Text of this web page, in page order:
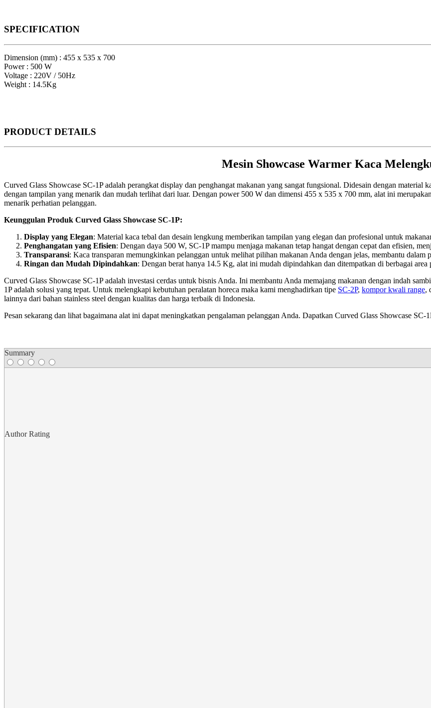
SPECIFICATION
Dimension (mm) : 455 x 535 x 700
Power : 500 W
Voltage : 220V / 50Hz
Weight : 14.5Kg
PRODUCT DETAILS
Mesin Showcase Warmer Kaca
Curved Glass Showcase SC-1P adalah perangkat display dan penghangat makanan yang sangat fungsional. Didesain dengan material
dengan tampilan yang menarik dan mudah terlihat dari luar. Dengan power 500 W dan dimensi 455 x 535 x 700 mm, alat ini
menarik perhatian pelanggan.
Keunggulan Produk Curved Glass Showcase SC-1P:
Display yang Elegan: Material kaca tebal dan desain lengkung memberikan tampilan yang elegan dan profesional untuk
Penghangatan yang Efisien: Dengan daya 500 W, SC-1P mampu menjaga makanan tetap hangat dengan cepat dan efisien,
Transparansi: Kaca transparan memungkinkan pelanggan untuk melihat pilihan makanan Anda dengan jelas, membantu dalam
Ringan dan Mudah Dipindahkan: Dengan berat hanya 14.5 Kg, alat ini mudah dipindahkan dan ditempatkan di berbagai area
Curved Glass Showcase SC-1P adalah investasi cerdas untuk bisnis Anda. Ini membantu Anda memajang makanan dengan indah
1P adalah solusi yang tepat. Untuk melengkapi kebutuhan peralatan horeca maka kami menghadirkan tipe SC-2P, kompor kwali range,
lainnya dari bahan stainless steel dengan kualitas dan harga terbaik di Indonesia.
Pesan sekarang dan lihat bagaimana alat ini dapat meningkatkan pengalaman pelanggan Anda. Dapatkan Curved Glass Showcase
Summary
Author Rating